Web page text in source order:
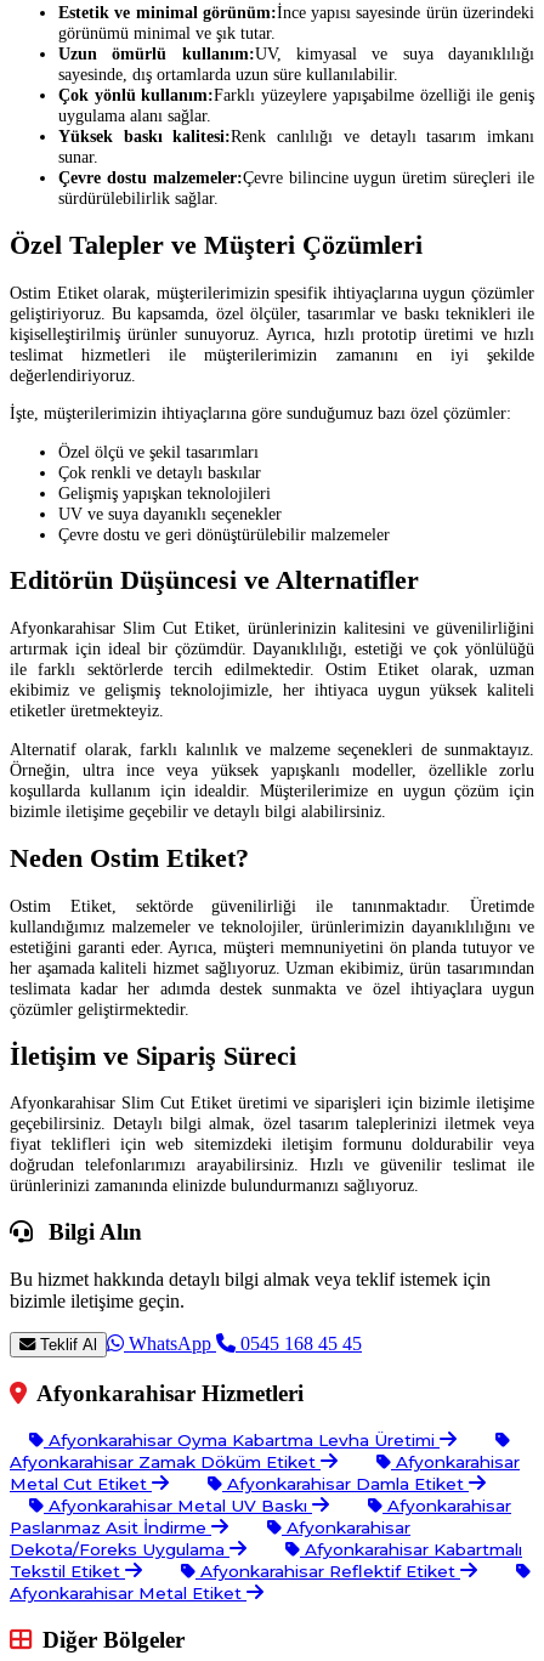
Estetik ve minimal görünüm:İnce yapısı sayesinde ürün üzerindeki
görünümü minimal ve şık tutar.
Uzun ömürlü kullanım:UV, kimyasal ve suya dayanıklılığı
sayesinde, dış ortamlarda uzun süre kullanılabilir.
Çok yönlü kullanım:Farklı yüzeylere yapışabilme özelliği ile geniş
uygulama alanı sağlar.
Yüksek baskı kalitesi:Renk canlılığı ve detaylı tasarım imkanı
sunar.
Çevre dostu malzemeler:Çevre bilincine uygun üretim süreçleri ile
sürdürülebilirlik sağlar.
Özel Talepler ve Müşteri Çözümleri
Ostim Etiket olarak, müşterilerimizin spesifik ihtiyaçlarına uygun çözümler
geliştiriyoruz. Bu kapsamda, özel ölçüler, tasarımlar ve baskı teknikleri ile
kişiselleştirilmiş ürünler sunuyoruz. Ayrıca, hızlı prototip üretimi ve hızlı
teslimat hizmetleri ile müşterilerimizin zamanını en iyi şekilde
değerlendiriyoruz.
İşte, müşterilerimizin ihtiyaçlarına göre sunduğumuz bazı özel çözümler:
Özel ölçü ve şekil tasarımları
Çok renkli ve detaylı baskılar
Gelişmiş yapışkan teknolojileri
UV ve suya dayanıklı seçenekler
Çevre dostu ve geri dönüştürülebilir malzemeler
Editörün Düşüncesi ve Alternatifler
Afyonkarahisar Slim Cut Etiket, ürünlerinizin kalitesini ve güvenilirliğini
artırmak için ideal bir çözümdür. Dayanıklılığı, estetiği ve çok yönlülüğü
ile farklı sektörlerde tercih edilmektedir. Ostim Etiket olarak, uzman
ekibimiz ve gelişmiş teknolojimizle, her ihtiyaca uygun yüksek kaliteli
etiketler üretmekteyiz.
Alternatif olarak, farklı kalınlık ve malzeme seçenekleri de sunmaktayız.
Örneğin, ultra ince veya yüksek yapışkanlı modeller, özellikle zorlu
koşullarda kullanım için idealdir. Müşterilerimize en uygun çözüm için
bizimle iletişime geçebilir ve detaylı bilgi alabilirsiniz.
Neden Ostim Etiket?
Ostim Etiket, sektörde güvenilirliği ile tanınmaktadır. Üretimde
kullandığımız malzemeler ve teknolojiler, ürünlerimizin dayanıklılığını ve
estetiğini garanti eder. Ayrıca, müşteri memnuniyetini ön planda tutuyor ve
her aşamada kaliteli hizmet sağlıyoruz. Uzman ekibimiz, ürün tasarımından
teslimata kadar her adımda destek sunmakta ve özel ihtiyaçlara uygun
çözümler geliştirmektedir.
İletişim ve Sipariş Süreci
Afyonkarahisar Slim Cut Etiket üretimi ve siparişleri için bizimle iletişime
geçebilirsiniz. Detaylı bilgi almak, özel tasarım taleplerinizi iletmek veya
fiyat teklifleri için web sitemizdeki iletişim formunu doldurabilir veya
doğrudan telefonlarımızı arayabilirsiniz. Hızlı ve güvenilir teslimat ile
ürünlerinizi zamanında elinizde bulundurmanızı sağlıyoruz.
Bilgi Alın
Bu hizmet hakkında detaylı bilgi almak veya teklif istemek için
bizimle iletişime geçin.
Teklif Al WhatsApp 0545 168 45 45
Afyonkarahisar Hizmetleri
Afyonkarahisar Oyma Kabartma Levha Üretimi
Afyonkarahisar Zamak Döküm Etiket
Afyonkarahisar
Metal Cut Etiket
Afyonkarahisar Damla Etiket
Afyonkarahisar Metal UV Baskı
Afyonkarahisar
Paslanmaz Asit İndirme
Afyonkarahisar
Dekota/Foreks Uygulama
Afyonkarahisar Kabartmalı
Tekstil Etiket
Afyonkarahisar Reflektif Etiket
Afyonkarahisar Metal Etiket
Diğer Bölgeler